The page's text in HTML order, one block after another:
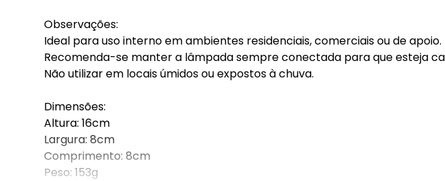
Observações:
Ideal para uso interno em ambientes residenciais, comerciais ou de apoio.
Recomenda-se manter a lâmpada sempre conectada para que esteja
Não utilizar em locais úmidos ou expostos à chuva.
Dimensões:
Altura: 16cm
Largura: 8cm
Comprimento: 8cm
Peso: 153g